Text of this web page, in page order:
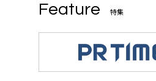
Feature 特集